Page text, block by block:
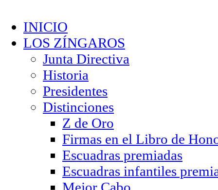
INICIO
LOS ZÍNGAROS
Junta Directiva
Historia
Presidentes
Distinciones
Z de Oro
Firmas en el Libro de
Escuadras premiadas
Escuadras infantiles